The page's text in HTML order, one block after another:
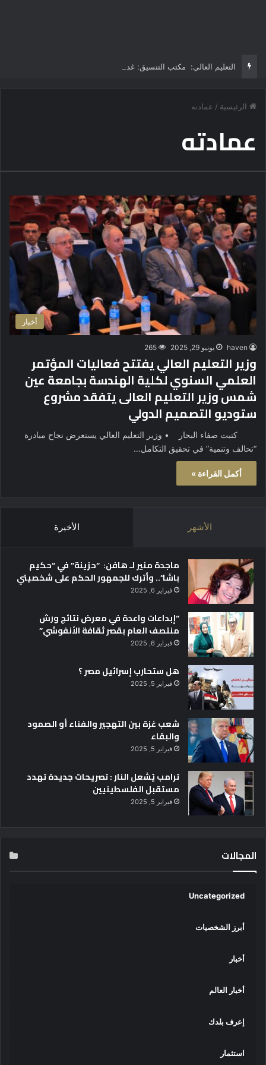
الرئيسية / عمادته
عمادته
أخبار
haven يونيو 29, 2025 265
وزير التعليم العالي يفتتح فعاليات المؤتمر
العلمي السنوي لكلية الهندسة بجامعة عين
شمس وزير التعليم العالى يتفقد مشروع
ستوديو التصميم الدولي
كتبت صفاء البحار • وزير التعليم العالي يستعرض نجاح مبادرة
“تحالف وتنمية” في تحقيق التكامل…
أكمل القراءة »
الأشهر الأخيرة
ماجدة منير لـ هافن: “حزينة” في “حكيم
باشا”.. وأترك للجمهور الحكم على شخصيتي
فبراير 6, 2025
“إبداعات واعدة في معرض نتائج ورش
منتصف العام بقصر ثقافة الأنفوشي”
فبراير 6, 2025
هل ستحارب إسرائيل مصر ؟
فبراير 5, 2025
شعب غزة بين التهجير والفناء أو الصمود
والبقاء
فبراير 5, 2025
ترامب يُشعل النار : تصريحات جديدة تهدد
مستقبل الفلسطينيين
فبراير 5, 2025
المجالات
Uncategorized
أبرز الشخصيات
أخبار
أخبار العالم
إعرف بلدك
استثمار